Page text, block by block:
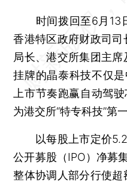
时间拨回至6月13日
香港特区政府财政司
局长、港交所集团主
挂牌的晶泰科技不仅
上市节奏跑赢自动驾
为港交所“特专科技”第一
以每股上市定价
公开募股（IPO）净募
整体协调人部分行使